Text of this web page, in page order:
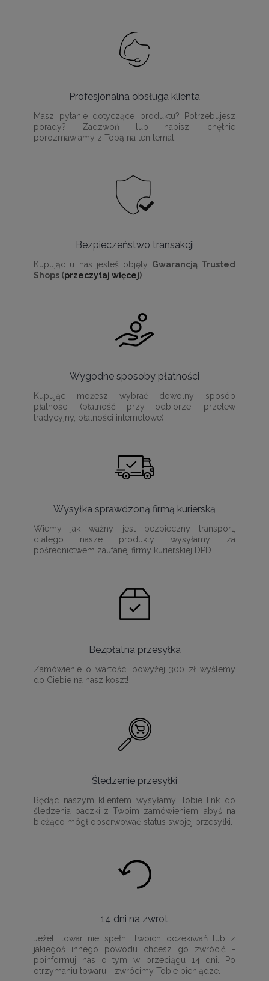
Profesjonalna obsługa klienta
Masz pytanie dotyczące produktu? Potrzebujesz
porady? Zadzwoń lub napisz, chętnie
porozmawiamy z Tobą na ten temat.
Bezpieczeństwo transakcji
Kupując u nas jesteś objęty Gwarancją Trusted
Shops (przeczytaj więcej)
Wygodne sposoby płatności
Kupując możesz wybrać dowolny sposób
płatności (płatność przy odbiorze, przelew
tradycyjny, płatności internetowe).
Wysyłka sprawdzoną firmą kurierską
Wiemy jak ważny jest bezpieczny transport,
dlatego nasze produkty wysyłamy za
pośrednictwem zaufanej firmy kurierskiej DPD.
Bezpłatna przesyłka
Zamówienie o wartości powyżej 300 zł wyślemy
do Ciebie na nasz koszt!
Śledzenie przesyłki
Będąc naszym klientem wysyłamy Tobie link do
śledzenia paczki z Twoim zamówieniem, abyś na
bieżąco mógł obserwować status swojej przesyłki.
14 dni na zwrot
Jeżeli towar nie spełni Twoich oczekiwań lub z
jakiegoś innego powodu chcesz go zwrócić -
poinformuj nas o tym w przeciągu 14 dni. Po
otrzymaniu towaru - zwrócimy Tobie pieniądze.